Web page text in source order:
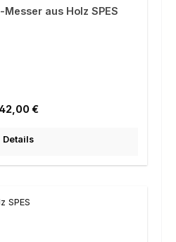
aus Holz SPES
Regulärer Preis:
42,00 €
Details